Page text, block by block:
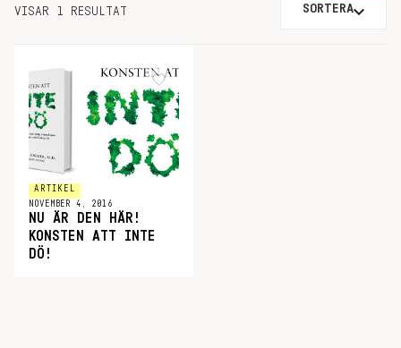
VISAR 1 RESULTAT SORTERA
ARTIKEL
NOVEMBER 4, 2016
NU ÄR DEN HÄR!
KONSTEN ATT INTE
DÖ!